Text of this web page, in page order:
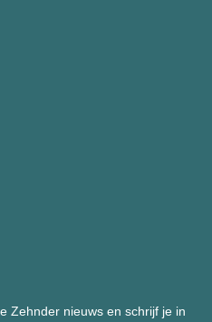
Zehnder nieuws en schrijf je in